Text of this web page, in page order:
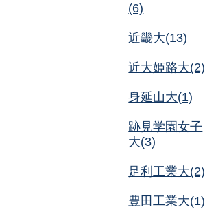
(6)
近畿大(13)
近大姫路大(2)
身延山大(1)
跡見学園女子
大(3)
足利工業大(2)
豊田工業大(1)